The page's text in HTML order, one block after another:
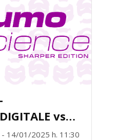
vs
14/01/2025 h. 11:30